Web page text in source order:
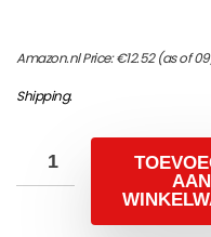
Amazon.nl Price:€12.52(as of
Shipping.
AAN